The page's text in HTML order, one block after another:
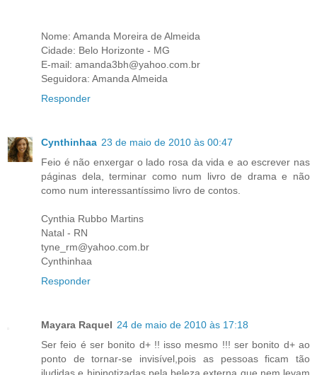
Nome: Amanda Moreira de Almeida
Cidade: Belo Horizonte - MG
E-mail: amanda3bh@yahoo.com.br
Seguidora: Amanda Almeida
Responder
Cynthinhaa 23 de maio de 2010 às 00:47
Feio é não enxergar o lado rosa da vida e ao escrever nas
páginas dela, terminar como num livro de drama e não
como num interessantíssimo livro de contos.
Cynthia Rubbo Martins
Natal - RN
tyne_rm@yahoo.com.br
Cynthinhaa
Responder
Mayara Raquel 24 de maio de 2010 às 17:18
Ser feio é ser bonito d+ !! isso mesmo !!! ser bonito d+ ao
ponto de tornar-se invisível,pois as pessoas ficam tão
iludidas e hipinotizadas pela beleza externa que nem levam